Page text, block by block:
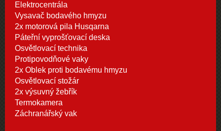
Elektrocentrála
Vysavač bodavého hmyzu
2x motorová pila Husqarna
Páteřní vyprošťovací deska
Osvětlovací technika
Protipovodňové vaky
2x Oblek proti bodavému hmyzu
Osvětlovací stožár
2x výsuvný žebřík
Termokamera
Záchranářský vak